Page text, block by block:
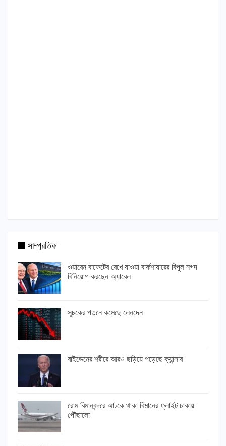
সাম্প্রতিক
ওয়ারেন বাফেটের রেখে যাওয়া বার্কশায়ারের বিপুল নগদ
বিনিয়োগ করছেন অ্যাবেল
সূচকের পতনে কমেছে লেনদেন
বাইডেনের শরীরে আরও ছড়িয়ে পড়েছে ক্যান্সার
রোম বিমানবন্দরে আটকে থাকা বিমানের ফ্লাইট ঢাকায়
পৌঁছালো